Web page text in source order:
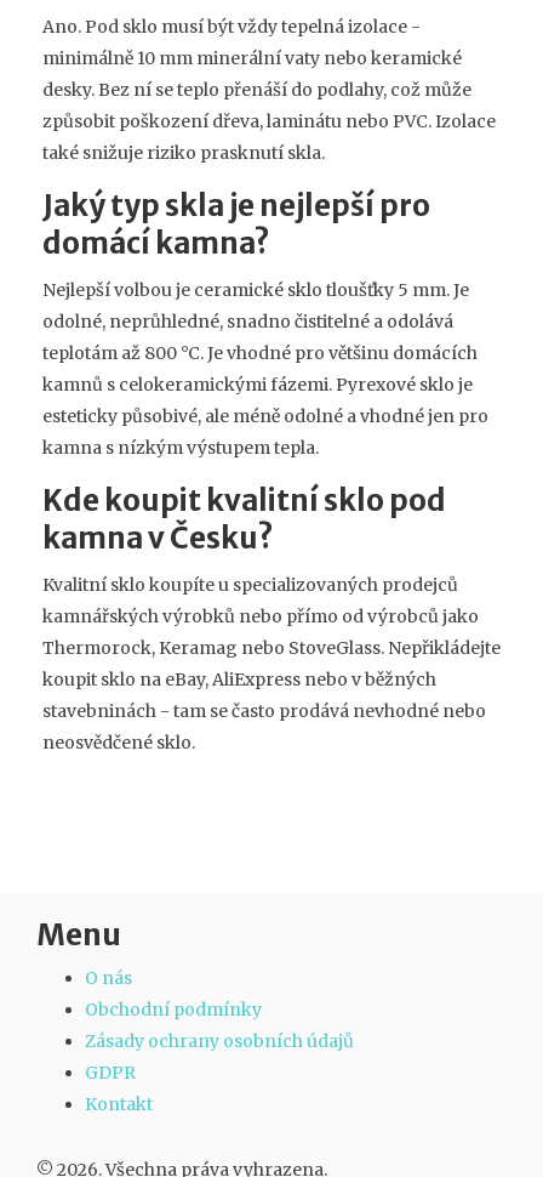
Ano. Pod sklo musí být vždy tepelná izolace -
minimálně 10 mm minerální vaty nebo keramické
desky. Bez ní se teplo přenáší do podlahy, což může
způsobit poškození dřeva, laminátu nebo PVC. Izolace
také snižuje riziko prasknutí skla.
Jaký typ skla je nejlepší pro
domácí kamna?
Nejlepší volbou je ceramické sklo tloušťky 5 mm. Je
odolné, neprůhledné, snadno čistitelné a odolává
teplotám až 800 °C. Je vhodné pro většinu domácích
kamnů s celokeramickými fázemi. Pyrexové sklo je
esteticky působivé, ale méně odolné a vhodné jen pro
kamna s nízkým výstupem tepla.
Kde koupit kvalitní sklo pod
kamna v Česku?
Kvalitní sklo koupíte u specializovaných prodejců
kamnářských výrobků nebo přímo od výrobců jako
Thermorock, Keramag nebo StoveGlass. Nepřikládejte
koupit sklo na eBay, AliExpress nebo v běžných
stavebninách - tam se často prodává nevhodné nebo
neosvědčené sklo.
Menu
O nás
Obchodní podmínky
Zásady ochrany osobních údajů
GDPR
Kontakt
© 2026. Všechna práva vyhrazena.